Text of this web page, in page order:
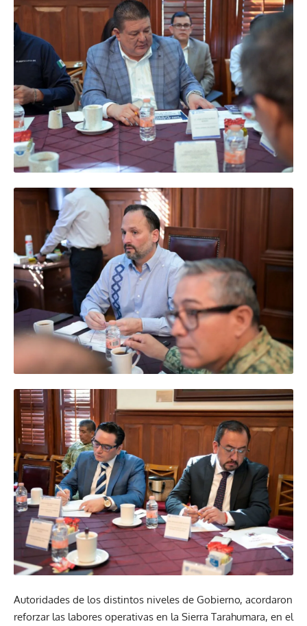
Autoridades de los distintos niveles de Gobierno, acordaron
reforzar las labores operativas en la Sierra Tarahumara, en el